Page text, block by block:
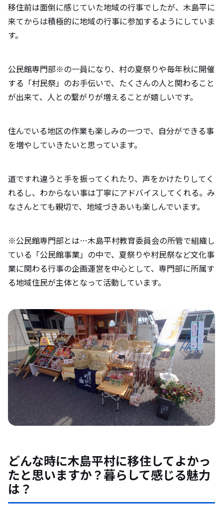
移住前は面倒に感じていた地域の行事でしたが、木島平に
来てからは積極的に地域の行事に参加するようにしていま
す。
公民館専門部※の一員になり、村の夏祭りや毎年秋に開催
する「村民祭」のお手伝いで、たくさんの人と関わること
が出来て、人との繋がりが増えることが嬉しいです。
住んでいる地区の作業も楽しみの一つで、自分ができる事
を増やしていきたいと思っています。
道ですれ違うと手を振ってくれたり、声をかけたりしてく
れるし、わからない事は丁寧にアドバイスしてくれる。み
なさんとても親切で、地域づきあいも楽しんでいます。
※公民館専門部とは…木島平村教育委員会の所管で組織し
ている「公民館事業」の中で、夏祭りや村民祭など文化事
業に関わる行事の企画運営を中心として、専門部に所属す
る地域住民が主体となって活動しています。
どんな時に木島平村に移住してよかっ
たと思いますか？暮らして感じる魅力
は？